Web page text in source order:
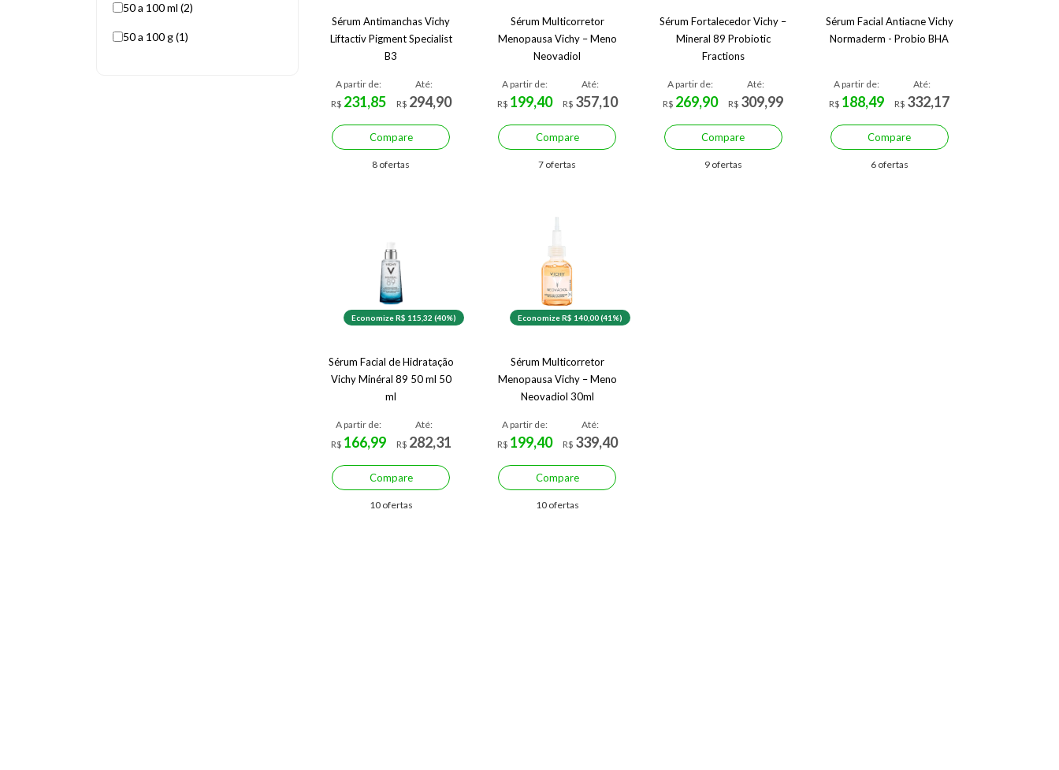
50 a 100 ml (2)
50 a 100 g (1)
Sérum Antimanchas Vichy
Liftactiv Pigment Specialist
B3
A partir de:
R$ 231,85
Até:
R$ 294,90
Compare
8 ofertas
Sérum Multicorretor
Menopausa Vichy – Meno
Neovadiol
A partir de:
R$ 199,40
Até:
R$ 357,10
Compare
7 ofertas
Sérum Fortalecedor Vichy –
Mineral 89 Probiotic
Fractions
A partir de:
R$ 269,90
Até:
R$ 309,99
Compare
9 ofertas
Sérum Facial Antiacne Vichy
Normaderm - Probio BHA
A partir de:
R$ 188,49
Até:
R$ 332,17
Compare
6 ofertas
Economize R$ 115,32 (40%)
Sérum Facial de Hidratação
Vichy Minéral 89 50 ml 50
ml
A partir de:
R$ 166,99
Até:
R$ 282,31
Compare
10 ofertas
Economize R$ 140,00 (41%)
Sérum Multicorretor
Menopausa Vichy – Meno
Neovadiol 30ml
A partir de:
R$ 199,40
Até:
R$ 339,40
Compare
10 ofertas